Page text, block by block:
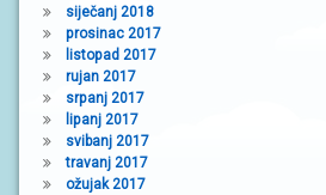
siječanj 2018
prosinac 2017
listopad 2017
rujan 2017
srpanj 2017
lipanj 2017
svibanj 2017
travanj 2017
ožujak 2017